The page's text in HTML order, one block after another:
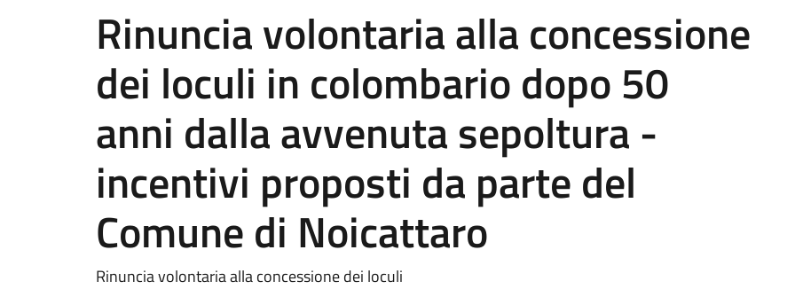
Rinuncia volontaria alla concessione
dei loculi in colombario dopo 50
anni dalla avvenuta sepoltura -
incentivi proposti da parte del
Comune di Noicattaro
Rinuncia volontaria alla concessione dei loculi